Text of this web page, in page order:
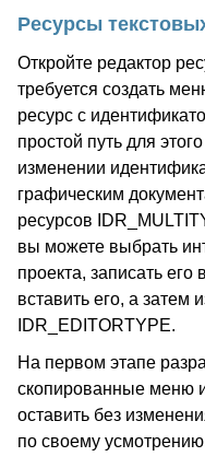
Ресурсы
Откройте редактор
требуется создать
ресурс с
простой путь для
изменении
графическим
ресурсов
вы можете выбрать
проекта, записать
вставить его, а затем
IDR_EDITORTYPE.
На первом этапе
скопированные меню
оставить без
по своему